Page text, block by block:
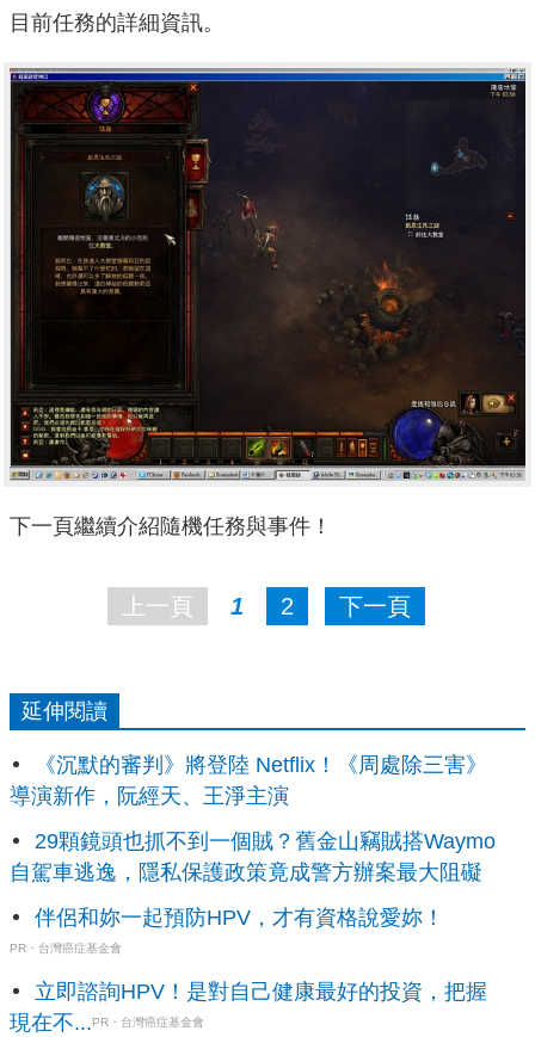
目前任務的詳細資訊。
下一頁繼續介紹隨機任務與事件！
上一頁 1 2 下一頁
延伸閱讀
《沉默的審判》將登陸 Netflix！《周處除三害》
導演新作，阮經天、王淨主演
29顆鏡頭也抓不到一個賊？舊金山竊賊搭Waymo
自駕車逃逸，隱私保護政策竟成警方辦案最大阻礙
伴侶和妳一起預防HPV，才有資格說愛妳！
PR・台灣癌症基金會
立即諮詢HPV！是對自己健康最好的投資，把握
現在不... PR・台灣癌症基金會